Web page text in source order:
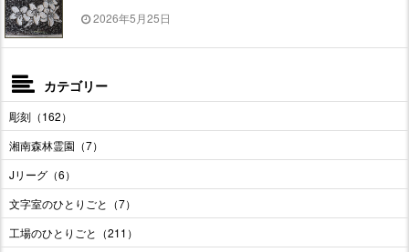
2026年5月25日
カテゴリー
彫刻（162）
湘南森林霊園（7）
Jリーグ（6）
文字室のひとりごと（7）
工場のひとりごと（211）